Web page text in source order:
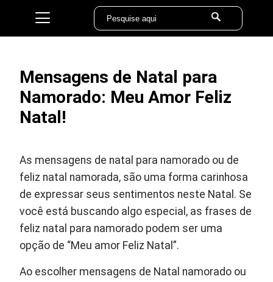
Mensagens de Natal para
Namorado: Meu Amor Feliz
Natal!
As mensagens de natal para namorado ou de
feliz natal namorada, são uma forma carinhosa
de expressar seus sentimentos neste Natal. Se
você está buscando algo especial, as frases de
feliz natal para namorado podem ser uma
opção de “Meu amor Feliz Natal”.
Ao escolher mensagens de Natal namorado ou